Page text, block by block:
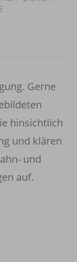
Gerne
hinsichtlich
und klären
und
auf.